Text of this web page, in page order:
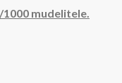
1000 mudelitele.